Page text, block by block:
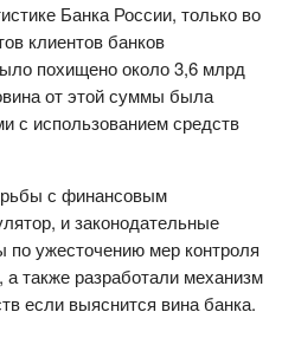
Банка России, только во
клиентов банков
похищено около 3,6 млрд
от этой суммы была
с использованием средств
с финансовым
и законодательные
ужесточению мер контроля
также разработали механизм
если выяснится вина банка.